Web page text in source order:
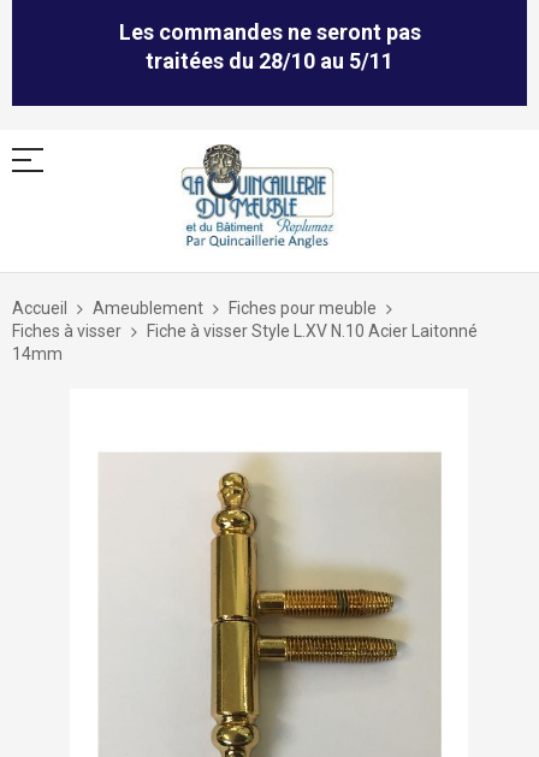
Les commandes ne seront pas
traitées du 28/10 au 5/11
Allez
contenu
Accueil Ameublement
Fiches pour meuble
Fiches à visser
Fiche à visser Style L.XV N.10 Acier Laitonné
14mm